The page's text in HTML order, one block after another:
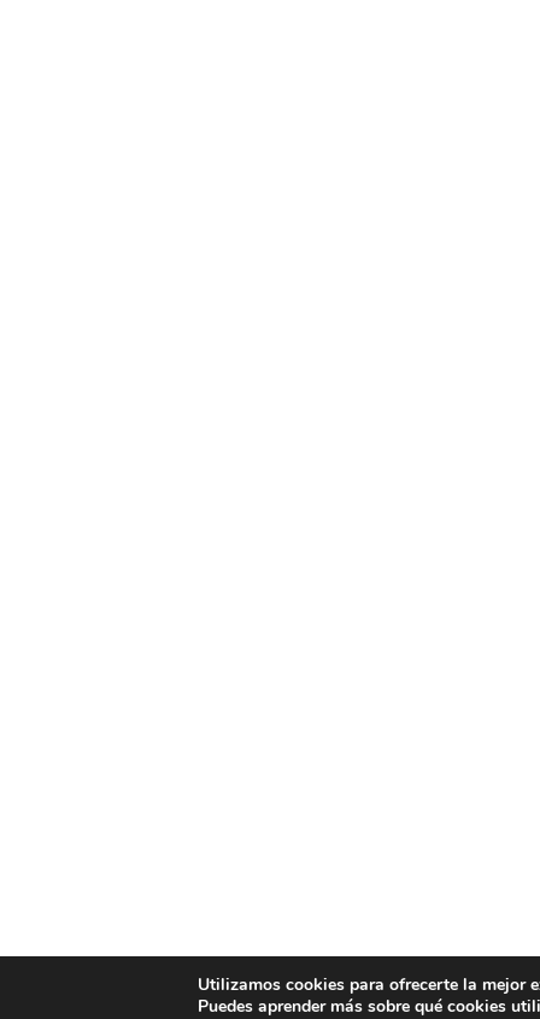
Utilizamos cookies para ofrecerte la mejor
Puedes aprender más sobre qué cookies